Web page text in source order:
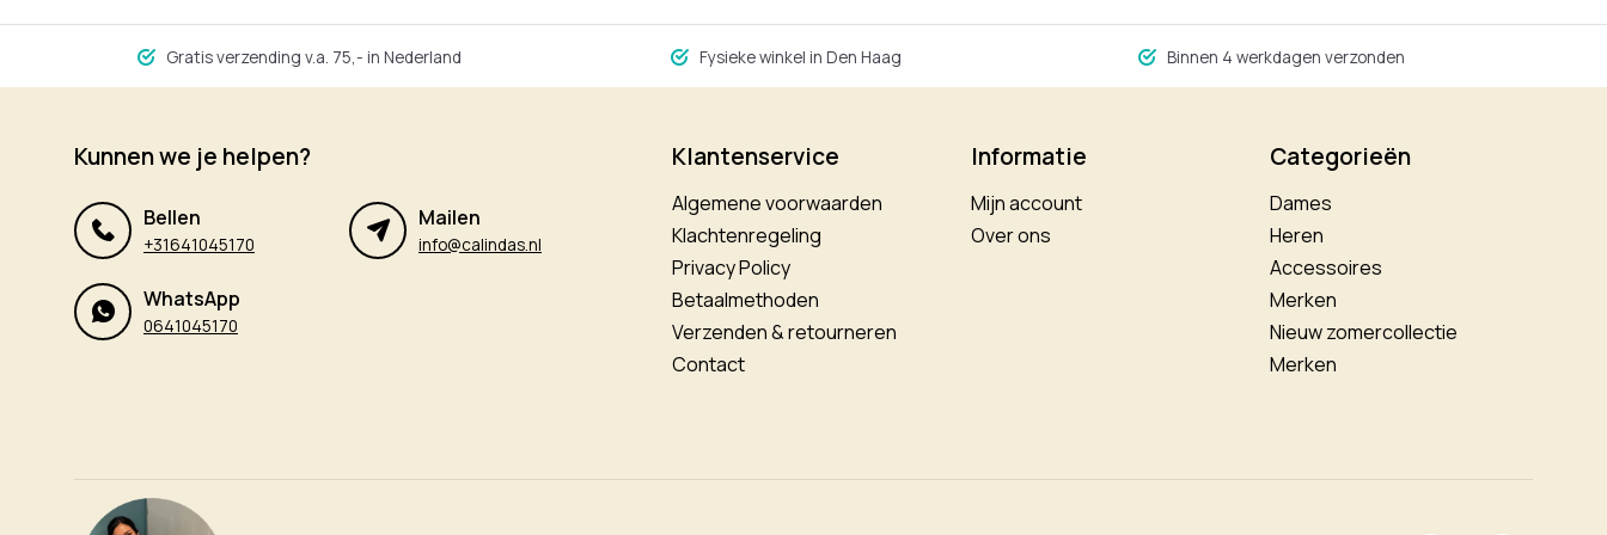
Gratis verzending v.a. 75,- in Nederland Fysieke winkel in Den Haag Binnen 4 werkdagen verzonden
Kunnen we je helpen?
Bellen
+31641045170
Mailen
info@calindas.nl
WhatsApp
0641045170
Klantenservice
Algemene voorwaarden
Klachtenregeling
Privacy Policy
Betaalmethoden
Verzenden & retourneren
Contact
Informatie
Mijn account
Over ons
Categorieën
Dames
Heren
Accessoires
Merken
Nieuw zomercollectie
Merken